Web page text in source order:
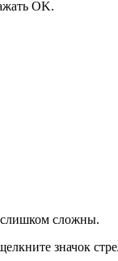
OK.
слишком сложны.
значок